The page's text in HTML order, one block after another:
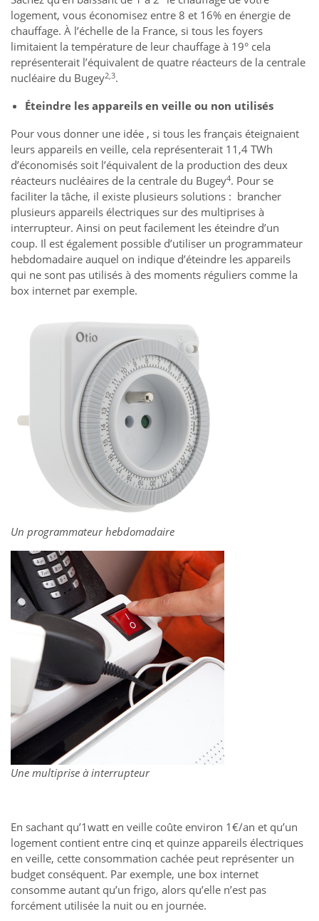
logement, vous économisez entre 8 et 16% en énergie de
chauffage. À l’échelle de la France, si tous les foyers
limitaient la température de leur chauffage à 19° cela
représenterait l’équivalent de quatre réacteurs de la centrale
nucléaire du Bugey2,3.
Éteindre les appareils en veille ou non utilisés
Pour vous donner une idée , si tous les français éteignaient
leurs appareils en veille, cela représenterait 11,4 TWh
d’économisés soit l’équivalent de la production des deux
réacteurs nucléaires de la centrale du Bugey4. Pour se
faciliter la tâche, il existe plusieurs solutions : brancher
plusieurs appareils électriques sur des multiprises à
interrupteur. Ainsi on peut facilement les éteindre d’un
coup. Il est également possible d’utiliser un programmateur
hebdomadaire auquel on indique d’éteindre les appareils
qui ne sont pas utilisés à des moments réguliers comme la
box internet par exemple.
Un programmateur hebdomadaire
Une multiprise à interrupteur
En sachant qu’1watt en veille coûte environ 1€/an et qu’un
logement contient entre cinq et quinze appareils électriques
en veille, cette consommation cachée peut représenter un
budget conséquent. Par exemple, une box internet
consomme autant qu’un frigo, alors qu’elle n’est pas
forcément utilisée la nuit ou en journée.